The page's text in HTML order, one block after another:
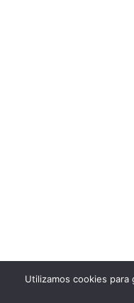
Utilizamos cookies